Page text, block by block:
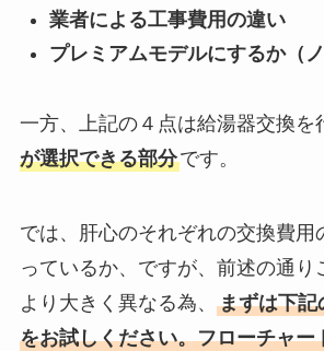
業者による工事費用の違い
プレミアムモデルにするか（
一方、上記の４点は給湯器交換を
が選択できる部分です。
では、肝心のそれぞれの交換費用
っているか、ですが、前述の通り
より大きく異なる為、 まずは下記
をお試しください。フローチャー